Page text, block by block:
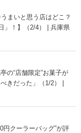
まいと思う店はどこ？
」！】（2/4） | 兵庫県
の“店舗限定”お菓子が
きだった」（1/2） |
円クーラーバッグ”が評